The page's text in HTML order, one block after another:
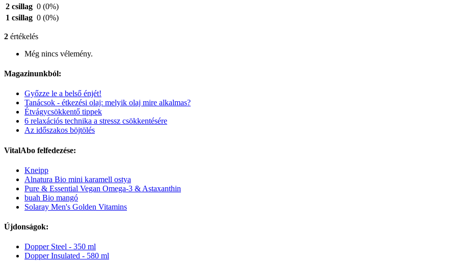
2 csillag 0 (0%)
1 csillag 0 (0%)
2 értékelés
Még nincs vélemény.
Magazinunkból:
Győzze le a belső énjét!
Tanácsok - étkezési olaj: melyik olaj mire alkalmas?
Étvágycsökkentő tippek
6 relaxációs technika a stressz csökkentésére
Az időszakos böjtölés
VitalAbo felfedezése:
Kneipp
Alnatura Bio mini karamell ostya
Pure & Essential Vegan Omega-3 & Astaxanthin
buah Bio mangó
Solaray Men's Golden Vitamins
Újdonságok:
Dopper Steel - 350 ml
Dopper Insulated - 580 ml